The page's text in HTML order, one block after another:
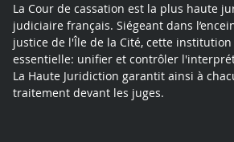
La Cour de cassation est la plus haute
judiciaire français. Siégeant dans
justice de l'Île de la Cité, cette
essentielle: unifier et contrôler
La Haute Juridiction garantit ainsi à
traitement devant les juges.